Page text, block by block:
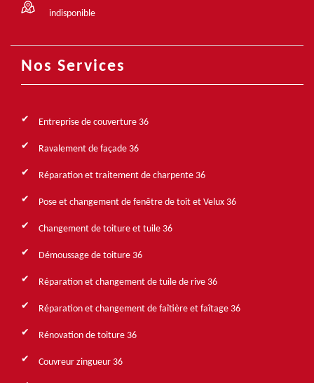
indisponible
Nos Services
Entreprise de couverture 36
Ravalement de façade 36
Réparation et traitement de charpente 36
Pose et changement de fenêtre de toit et Velux 36
Changement de toiture et tuile 36
Démoussage de toiture 36
Réparation et changement de tuile de rive 36
Réparation et changement de faîtière et faîtage 36
Rénovation de toiture 36
Couvreur zingueur 36